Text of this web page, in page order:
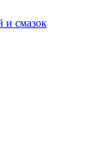
и смазок